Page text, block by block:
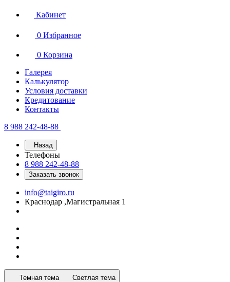
Кабинет
0 Избранное
0 Корзина
Галерея
Калькулятор
Условия доставки
Кредитование
Контакты
8 988 242-48-88
Назад
Телефоны
8 988 242-48-88
Заказать звонок
info@taigiro.ru
Краснодар ,Магистральная 1
Темная тема Светлая тема